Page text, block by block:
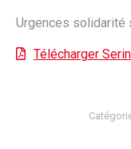
Urgences solidarité
Télécharger